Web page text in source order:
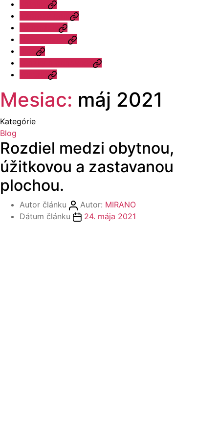
Mesiac: máj 2021
Kategórie
Blog
Rozdiel medzi obytnou,
úžitkovou a zastavanou
plochou.
Autor článku Autor: MIRANO
Dátum článku
24. mája 2021